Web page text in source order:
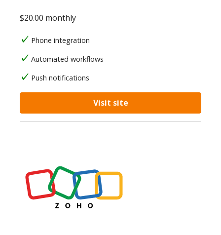
$20.00 monthly
Phone integration
Automated workflows
Push notifications
Visit site